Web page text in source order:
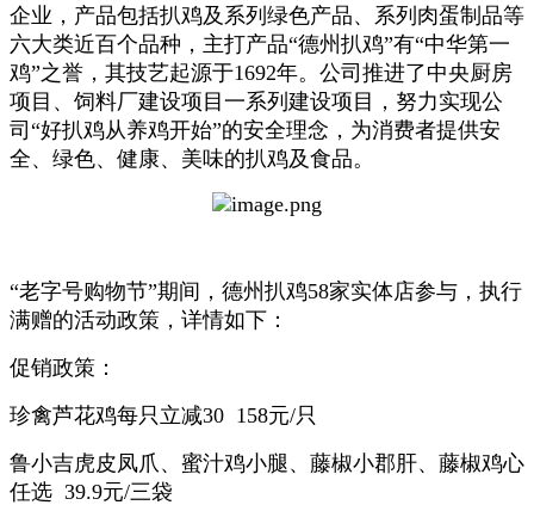
企业，产品包括扒鸡及系列绿色产品、系列肉蛋制品等
六大类近百个品种，主打产品“德州扒鸡”有“中华第一
鸡”之誉，其技艺起源于1692年。公司推进了中央厨房
项目、饲料厂建设项目一系列建设项目，努力实现公
司“好扒鸡从养鸡开始”的安全理念，为消费者提供安
全、绿色、健康、美味的扒鸡及食品。
“老字号购物节”期间，德州扒鸡58家实体店参与，执行
满赠的活动政策，详情如下：
促销政策：
珍禽芦花鸡每只立减30 158元/只
鲁小吉虎皮凤爪、蜜汁鸡小腿、藤椒小郡肝、藤椒鸡心
任选 39.9元/三袋